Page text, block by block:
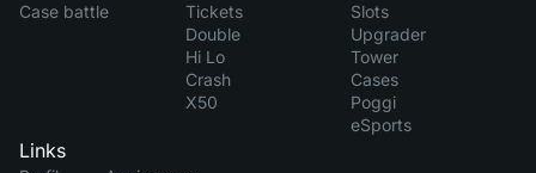
Case battle
Tickets
Double
Hi Lo
Crash
X50
Slots
Upgrader
Tower
Cases
Poggi
eSports
Links